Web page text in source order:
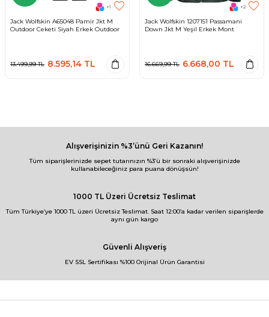
+1
Jack Wolfskin A65048 Pamir Jkt M
Outdoor Ceketi Siyah Erkek Outdoor
13.499,99TL 8.595,14 TL
+2
Jack Wolfskin 1207151 Passamani
Down Jkt M Yeşil Erkek Mont
16.669,99TL 6.668,00 TL
Alışverişinizin %3’ünü Geri Kazanın!
Tüm siparişlerinizde sepet tutarınızın %3’ü bir sonraki alışverişinizde
kullanabileceğiniz para puana dönüşsün!
1000 TL Üzeri Ücretsiz Teslimat
Tüm Türkiye’ye 1000 TL üzeri Ücretsiz Teslimat. Saat 12:00’a kadar verilen siparişlerde
aynı gün kargo
Güvenli Alışveriş
EV SSL Sertifikası %100 Orijinal Ürün Garantisi